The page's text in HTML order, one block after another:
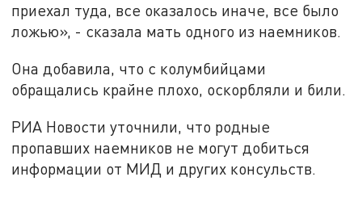
приехал туда, все оказалось иначе, все было
ложью», - сказала мать одного из наемников.
Она добавила, что с колумбийцами
обращались крайне плохо, оскорбляли и били.
РИА Новости уточнили, что родные
пропавших наемников не могут добиться
информации от МИД и других консульств.